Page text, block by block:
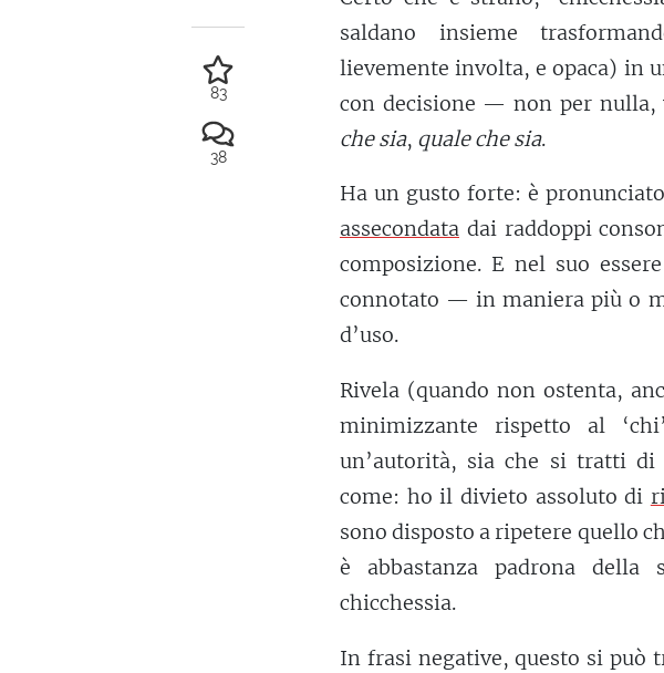
saldano insieme
lievemente involta, e opaca) in
con decisione — non per nulla,
che sia, quale che sia.
Ha un gusto forte: è
assecondata dai raddoppi
composizione. E nel suo
connotato — in maniera più o
d’uso.
Rivela (quando non ostenta,
minimizzante rispetto al
un’autorità, sia che si tratti di
come: ho il divieto assoluto di
sono disposto a ripetere quello
è abbastanza padrona della
chicchessia.
In frasi negative, questo si può
83
38